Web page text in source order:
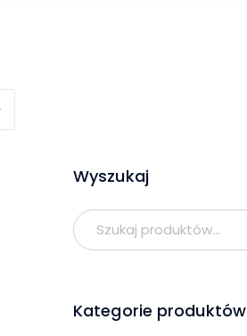
Wyszukaj
Szukaj:
Kategorie produktów